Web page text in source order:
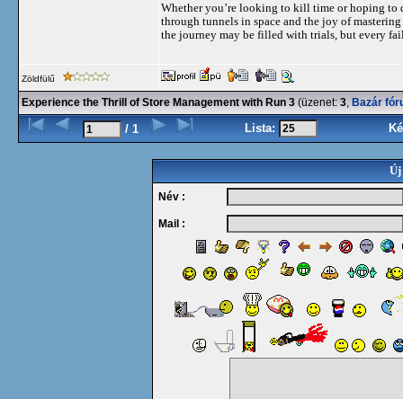
Whether you’re looking to kill time or hoping to
through tunnels in space and the joy of
the journey may be filled with trials, but every
Zöldfülű
Experience the Thrill of Store Management with Run 3 (üzenet: 3, Bazár
/ 1 Lista:
Új
Név :
Mail :